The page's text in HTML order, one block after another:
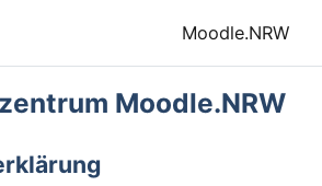
Moodle.NRW
Moodle.NRW